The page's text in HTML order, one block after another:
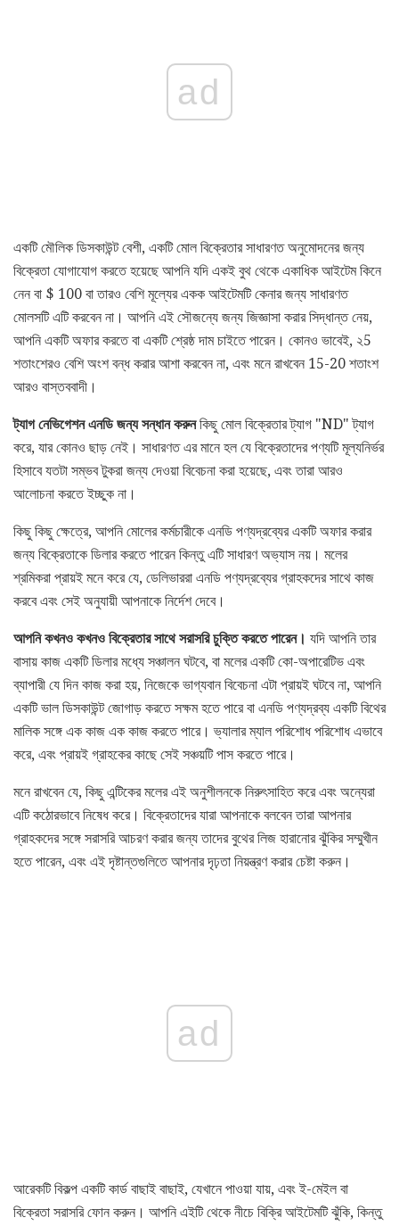
ad
একটি মৌলিক ডিসকাউন্ট বেশী, একটি মোল বিক্রেতার সাধারণত অনুমোদনের জন্য
বিক্রেতা যোগাযোগ করতে হয়েছে আপনি যদি একই বুথ থেকে একাধিক আইটেম কিনে
নেন বা $ 100 বা তারও বেশি মূল্যের একক আইটেমটি কেনার জন্য সাধারণত
মোলসটি এটি করবেন না। আপনি এই সৌজন্যে জন্য জিজ্ঞাসা করার সিদ্ধান্ত নেয়,
আপনি একটি অফার করতে বা একটি শ্রেষ্ঠ দাম চাইতে পারেন। কোনও ভাবেই, ২5
শতাংশেরও বেশি অংশ বন্ধ করার আশা করবেন না, এবং মনে রাখবেন 15-20 শতাংশ
আরও বাস্তববাদী।
ট্যাগ নেভিগেশন এনডি জন্য সন্ধান করুনকিছু মোল বিক্রেতার ট্যাগ "ND" ট্যাগ
করে, যার কোনও ছাড় নেই। সাধারণত এর মানে হল যে বিক্রেতাদের পণ্যটি মূল্যনির্ভর
হিসাবে যতটা সম্ভব টুকরা জন্য দেওয়া বিবেচনা করা হয়েছে, এবং তারা আরও
আলোচনা করতে ইচ্ছুক না।
কিছু কিছু ক্ষেত্রে, আপনি মোলের কর্মচারীকে এনডি পণ্যদ্রব্যের একটি অফার করার
জন্য বিক্রেতাকে ডিলার করতে পারেন কিন্তু এটি সাধারণ অভ্যাস নয়। মলের
শ্রমিকরা প্রায়ই মনে করে যে, ডেলিভাররা এনডি পণ্যদ্রব্যের গ্রাহকদের সাথে কাজ
করবে এবং সেই অনুযায়ী আপনাকে নির্দেশ দেবে।
আপনি কখনও কখনও বিক্রেতার সাথে সরাসরি চুক্তি করতে পারেন। যদি আপনি তার
বাসায় কাজ একটি ডিলার মধ্যে সঞ্চালন ঘটবে, বা মলের একটি কো-অপারেটিভ এবং
ব্যাপারী যে দিন কাজ করা হয়, নিজেকে ভাগ্যবান বিবেচনা এটা প্রায়ই ঘটবে না, আপনি
একটি ভাল ডিসকাউন্ট জোগাড় করতে সক্ষম হতে পারে বা এনডি পণ্যদ্রব্য একটি বিথের
মালিক সঙ্গে এক কাজ এক কাজ করতে পারে। ভ্যালার ম্যাল পরিশোধ পরিশোধ এভাবে
করে, এবং প্রায়ই গ্রাহকের কাছে সেই সঞ্চয়টি পাস করতে পারে।
মনে রাখবেন যে, কিছু এন্টিকের মলের এই অনুশীলনকে নিরুৎসাহিত করে এবং অন্যেরা
এটি কঠোরভাবে নিষেধ করে। বিক্রেতাদের যারা আপনাকে বলবেন তারা আপনার
গ্রাহকদের সঙ্গে সরাসরি আচরণ করার জন্য তাদের বুথের লিজ হারানোর ঝুঁকির সম্মুখীন
হতে পারেন, এবং এই দৃষ্টান্তগুলিতে আপনার দৃঢ়তা নিয়ন্ত্রণ করার চেষ্টা করুন।
ad
আরেকটি বিকল্প একটি কার্ড বাছাই বাছাই, যেখানে পাওয়া যায়, এবং ই-মেইল বা
বিক্রেতা সরাসরি ফোন করুন। আপনি এইটি থেকে নীচে বিক্রি আইটেমটি ঝুঁকি, কিন্তু